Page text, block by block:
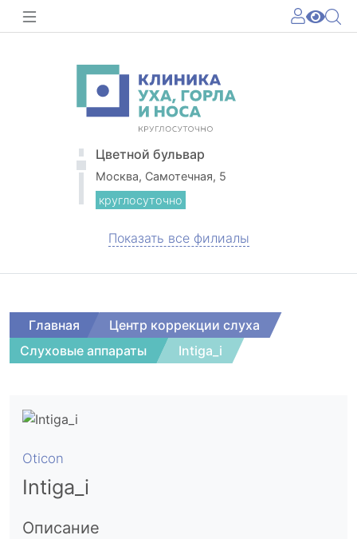
Цветной бульвар
Москва, Самотечная, 5
круглосуточно
Показать все филиалы
Главная
Центр коррекции слуха
Слуховые аппараты
Intiga_i
Oticon
Intiga_i
Описание